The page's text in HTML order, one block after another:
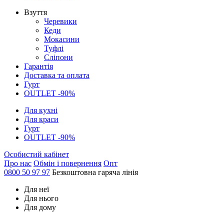
Взуття
Черевики
Кеди
Мокасини
Туфлі
Сліпони
Гарантія
Доставка та оплата
Гурт
OUTLET -90%
Для кухні
Для краси
Гурт
OUTLET -90%
Особистий кабінет
Про нас Обмін і повернення Опт
0800 50 97 97 Безкоштовна гаряча лінія
Для неї
Для нього
Для дому